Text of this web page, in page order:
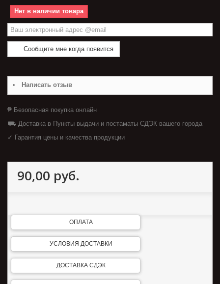
Нет в наличии товара
Сообщите мне когда появится
Написать отзыв
₱ Безопасная покупка онлайн
⛟ Доставка в Пункты выдачи и постаматы СДЭК вашего города
✓ Гарантия цены и качества продукции
90,00 руб.
ОПЛАТА
УСЛОВИЯ ДОСТАВКИ
ДОСТАВКА СДЭК